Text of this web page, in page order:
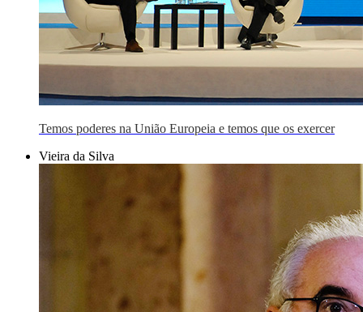
Temos poderes na União Europeia e temos que os exercer
Vieira da Silva